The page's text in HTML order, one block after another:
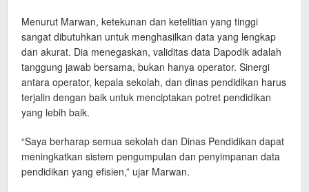
Menurut Marwan, ketekunan dan ketelitian yang tinggi
sangat dibutuhkan untuk menghasilkan data yang lengkap
dan akurat. Dia menegaskan, validitas data Dapodik adalah
tanggung jawab bersama, bukan hanya operator. Sinergi
antara operator, kepala sekolah, dan dinas pendidikan harus
terjalin dengan baik untuk menciptakan potret pendidikan
yang lebih baik.
“Saya berharap semua sekolah dan Dinas Pendidikan dapat
meningkatkan sistem pengumpulan dan penyimpanan data
pendidikan yang efisien,” ujar Marwan.